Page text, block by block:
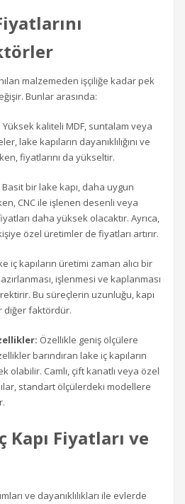
malzemeden işçiliğe kadar pek
Bunlar arasında:
Yüksek kaliteli MDF, suntalam veya
lake kapıların dayanıklılığını ve
fiyatlarını da yükseltir.
Basit bir lake kapı, daha uygun
CNC ile işlenen desenli veya
daha yüksek olacaktır. Ayrıca,
özel üretimler de fiyatları artırır.
iç kapıların üretimi zaman alıcı bir
işlenmesi ve kaplanması
Bu süreçlerin uzunluğu, kapı
diğer faktördür.
Özellikle geniş ölçülere
barındıran lake iç kapıların
olabilir. Camlı, çift kanatlı veya özel
standart ölçülerdeki modellere
Kapı Fiyatları ve
ve dayanıklılıkları ile evlerde